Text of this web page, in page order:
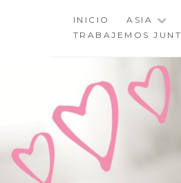
INICIO ASIA
TRABAJEMOS